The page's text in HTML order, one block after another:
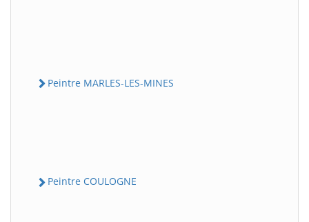
Peintre MARLES-LES-MINES
Peintre COULOGNE